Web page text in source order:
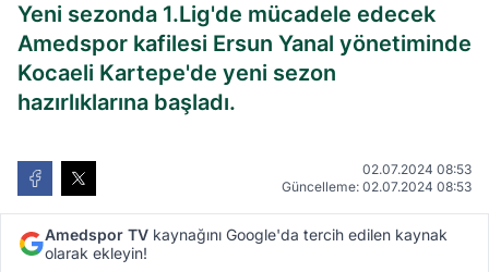
Yeni sezonda 1.Lig'de mücadele edecek
Amedspor kafilesi Ersun Yanal yönetiminde
Kocaeli Kartepe'de yeni sezon
hazırlıklarına başladı.
02.07.2024 08:53
Güncelleme: 02.07.2024 08:53
Amedspor TV kaynağını Google'da tercih edilen kaynak
olarak ekleyin!